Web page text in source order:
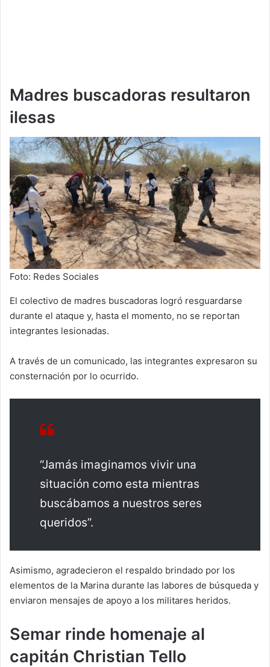
Madres buscadoras resultaron
ilesas
Foto: Redes Sociales
El colectivo de madres buscadoras logró resguardarse
durante el ataque y, hasta el momento, no se reportan
integrantes lesionadas.
A través de un comunicado, las integrantes expresaron su
consternación por lo ocurrido.
“Jamás imaginamos vivir una
situación como esta mientras
buscábamos a nuestros seres
queridos”.
Asimismo, agradecieron el respaldo brindado por los
elementos de la Marina durante las labores de búsqueda y
enviaron mensajes de apoyo a los militares heridos.
Semar rinde homenaje al
capitán Christian Tello